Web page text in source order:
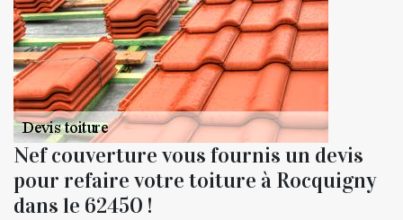
Nef couverture vous fournis un devis
pour refaire votre toiture à Rocquigny
dans le 62450 !